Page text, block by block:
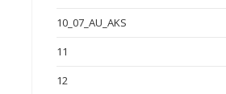
10_07_AU_AKS
11
12